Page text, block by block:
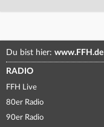
Du bist hier: www.FFH.de
RADIO
FFH Live
80er Radio
90er Radio